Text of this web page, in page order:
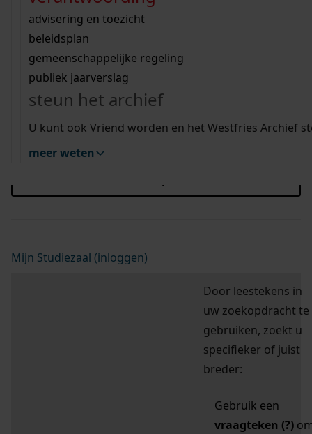
bouwvergunningen
omgevingsvergunningen
vergunningen
beeld en geluid
uitleg nodig?
Wij helpen u op weg met een aantal zoektips.
bekijk alle zoektips
Wij helpen u op weg met een aantal zoektips.
bekijk alle zoektips
bekijk ons geschiedenislokaal
advisering en toezicht
beleidsplan
gemeenschappelijke regeling
publiek jaarverslag
steun het archief
U kunt ook Vriend worden en het Westfries Archief
meer weten
Blader hier door de scans van de doop-, trouw-
en begraafboeken, bevolkingsregisters,
burgerlijke stand en notariële akten.
hulp nodig?
Deze zoektips helpen u op weg.
Mijn Studiezaal (inloggen)
Door leestekens in
uw zoekopdracht te
gebruiken, zoekt u
specifieker of juist
breder:
Gebruik een
vraagteken (?)